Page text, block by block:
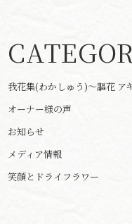
我花集(わかしゅう)～謳花 ア
オーナー様の声
お知らせ
メディア情報
笑顔とドライフラワー